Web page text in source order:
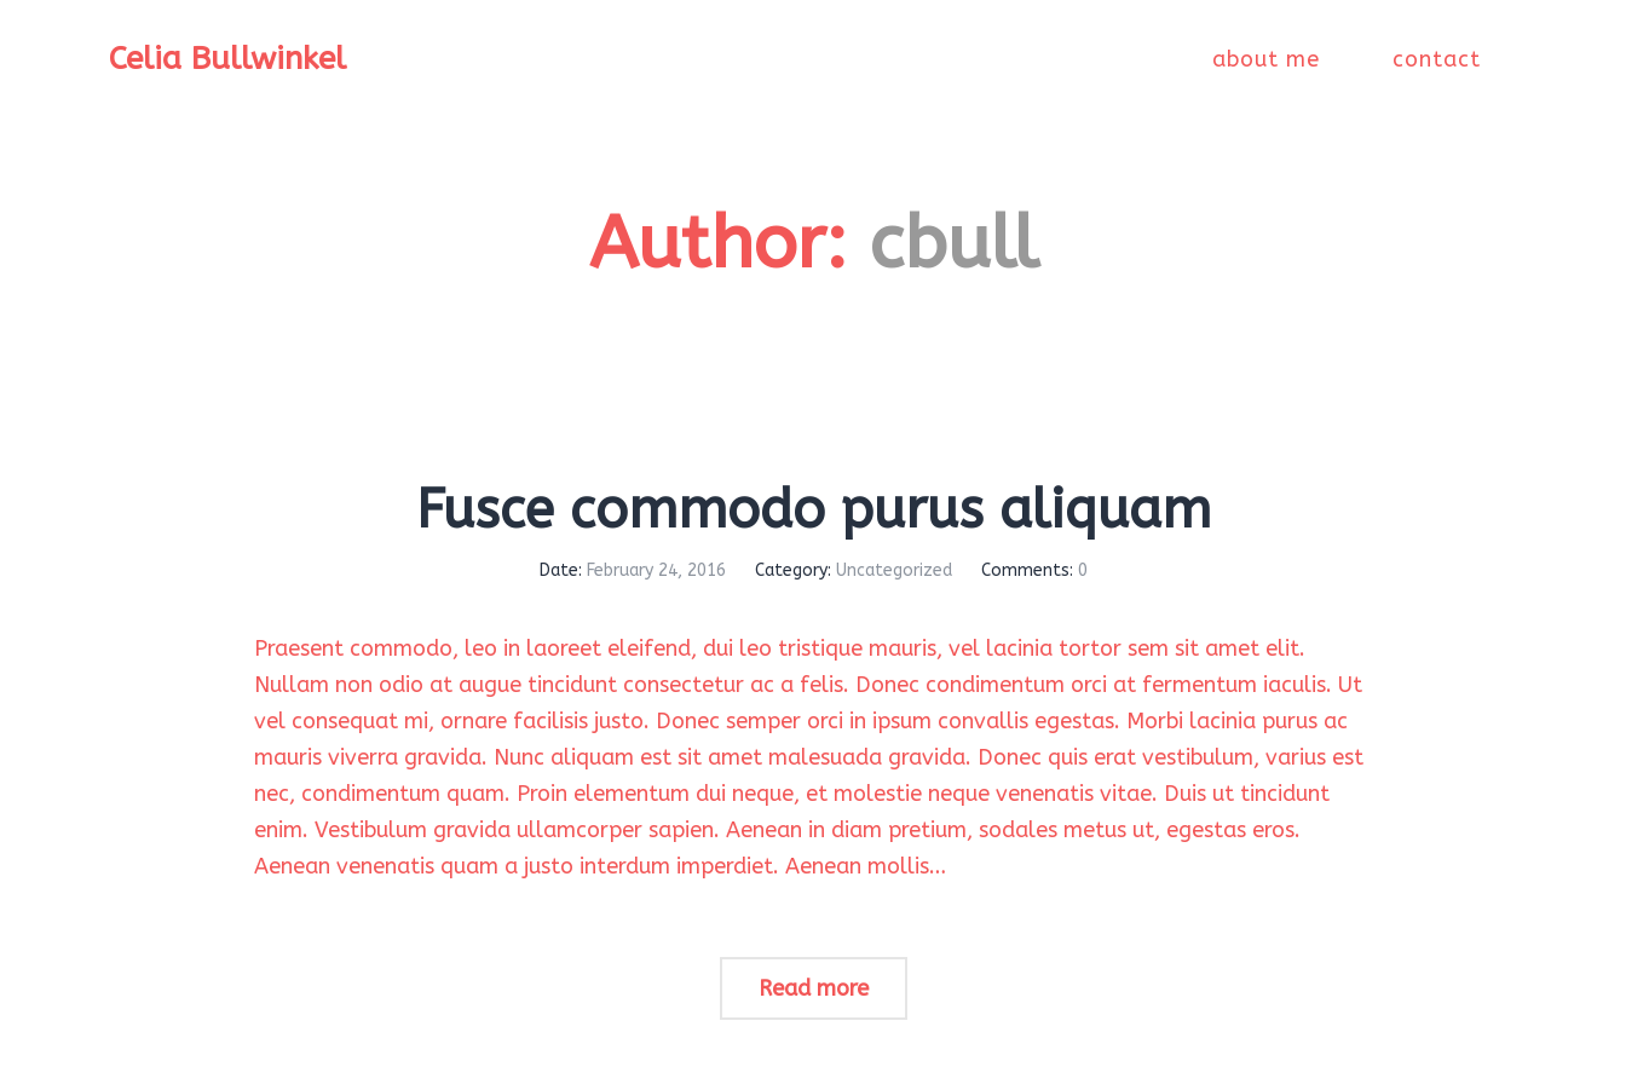
Celia Bullwinkel about me contact
Author: cbull
Fusce commodo purus aliquam
Date: February 24, 2016 Category: Uncategorized Comments: 0
Praesent commodo, leo in laoreet eleifend, dui leo tristique mauris, vel lacinia tortor sem sit amet elit.
Nullam non odio at augue tincidunt consectetur ac a felis. Donec condimentum orci at fermentum iaculis. Ut
vel consequat mi, ornare facilisis justo. Donec semper orci in ipsum convallis egestas. Morbi lacinia purus ac
mauris viverra gravida. Nunc aliquam est sit amet malesuada gravida. Donec quis erat vestibulum, varius est
nec, condimentum quam. Proin elementum dui neque, et molestie neque venenatis vitae. Duis ut tincidunt
enim. Vestibulum gravida ullamcorper sapien. Aenean in diam pretium, sodales metus ut, egestas eros.
Aenean venenatis quam a justo interdum imperdiet. Aenean mollis…
Read more